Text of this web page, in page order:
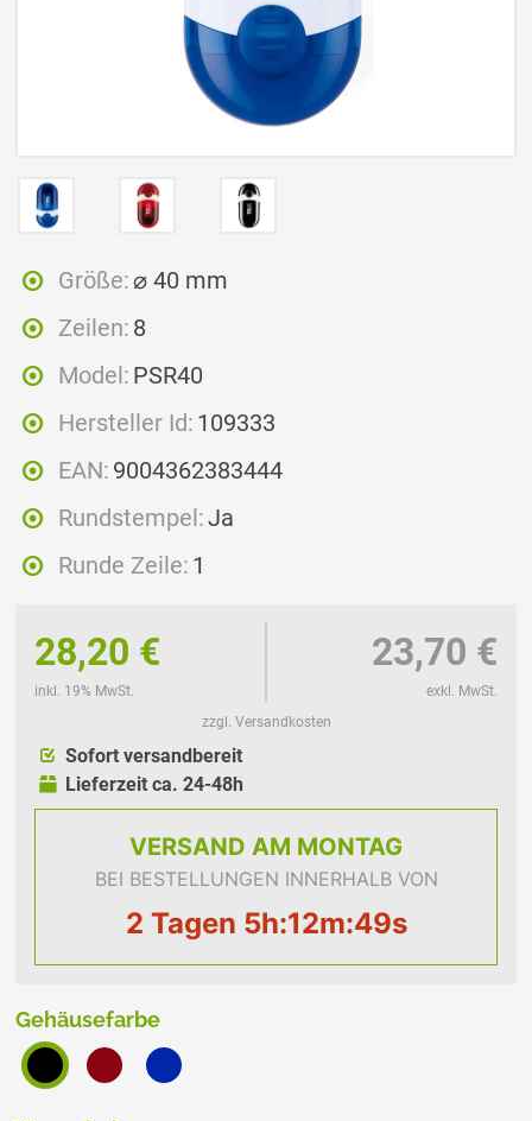
Größe:⌀ 40 mm
Zeilen: 8
Model: PSR40
Hersteller Id: 109333
EAN: 9004362383444
Rundstempel:Ja
Runde Zeile: 1
28,20 €
inkl. 19% MwSt.
23,70 €
exkl. MwSt.
zzgl. Versandkosten
Sofort versandbereit
Lieferzeit ca. 24-48h
VERSAND AM MONTAG
BEI BESTELLUNGEN INNERHALB VON
2 Tagen 5h:12m:49s
Gehäusefarbe